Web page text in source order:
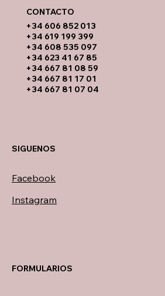
​+34 606 852 013
+34 619 199 399
​+34 608 535 097
+34 623 41 67 85
+34 667 81 08 59
+34 667 81 17 01
+34 667 81 07 04
CONTACTO​
SIGUENOS
Facebook
Instagram
FORMULARIOS